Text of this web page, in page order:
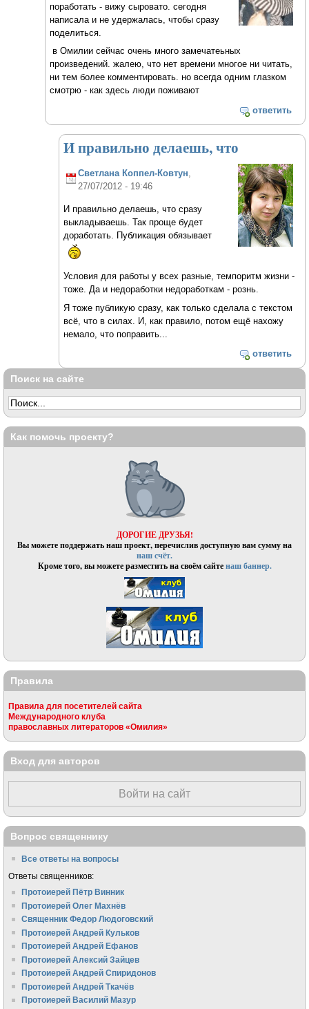
поработать - вижу сыровато. сегодня
написала и не удержалась, чтобы сразу
поделиться.
в Омилии сейчас очень много замечатеьных
произведений. жалею, что нет времени многое ни читать,
ни тем более комментировать. но всегда одним глазком
смотрю - как здесь люди поживают
ответить
И правильно делаешь, что
Светлана Коппел-Ковтун,
27/07/2012 - 19:46
И правильно делаешь, что сразу
выкладываешь. Так проще будет
доработать. Публикация обязывает
Условия для работы у всех разные, темпоритм жизни -
тоже. Да и недоработки недоработкам - рознь.
Я тоже публикую сразу, как только сделала с текстом
всё, что в силах. И, как правило, потом ещё нахожу
немало, что поправить...
ответить
Поиск на сайте
Как помочь проекту?
ДОРОГИЕ ДРУЗЬЯ!
Вы можете поддержать наш проект, перечислив доступную вам сумму на
наш счёт.
Кроме того, вы можете разместить на своём сайтенаш баннер.
Правила
Правила для посетителей сайта
Международного клуба
православных литераторов «Омилия»
Вход для авторов
Войти на сайт
Вопрос священнику
Все ответы на вопросы
Ответы священников:
Протоиерей Пётр Винник
Протоиерей Олег Махнёв
Священник Федор Людоговский
Протоиерей Андрей Кульков
Протоиерей Андрей Ефанов
Протоиерей Алексий Зайцев
Протоиерей Андрей Спиридонов
Протоиерей Андрей Ткачёв
Протоиерей Василий Мазур